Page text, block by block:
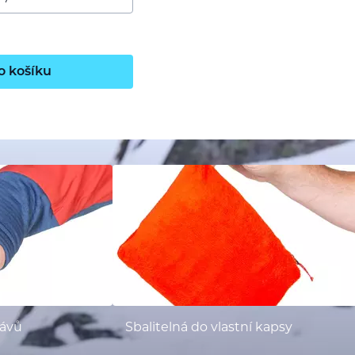
košíku
Sbalitelná do vlastní kapsy